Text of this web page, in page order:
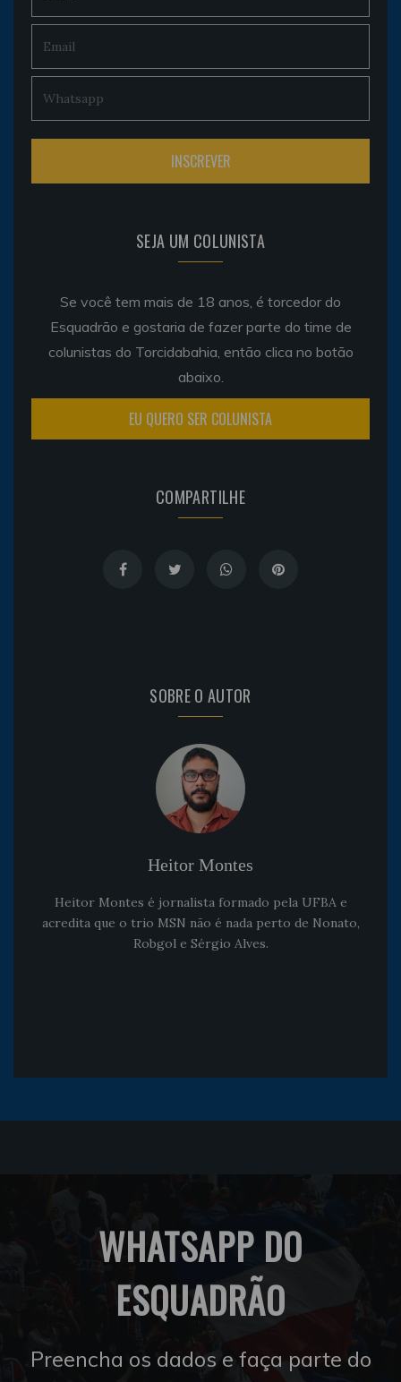
SEJA UM COLUNISTA
Se você tem mais de 18 anos, é torcedor do
Esquadrão e gostaria de fazer parte do time de
colunistas do Torcidabahia, então clica no botão
abaixo.
EU QUERO SER COLUNISTA
COMPARTILHE
SOBRE O AUTOR
Heitor Montes
Heitor Montes é jornalista formado pela UFBA e
acredita que o trio MSN não é nada perto de Nonato,
Robgol e Sérgio Alves.
WHATSAPP DO
ESQUADRÃO
Preencha os dados e faça parte do